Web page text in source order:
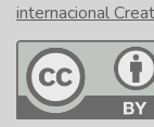
internacional